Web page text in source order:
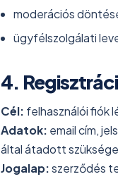
moderációs
ügyfélszolgálati
4.
Cél: felhasználói fiók
Adatok: email cím,
által átadott
Jogalap:szerződés